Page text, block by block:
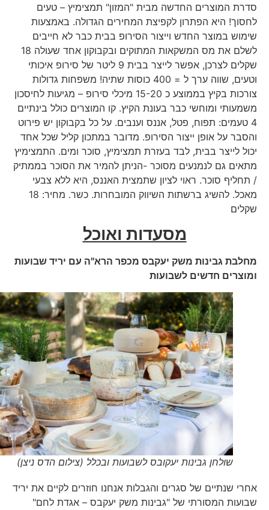
סדרת המוצרים החדשה מבית "המזון" תמצימיץ – טעים
לחסוך! היא הפתרון לקפיצת המחירים הגדולה. באמצעות
שימוש במוצר החדש וייצור הסירופ בבית כבר לא חייבים
לשלם את מס המשקאות המתוקים ובקבוקון אחד שעולה 18
שקלים לצרכן, אפשר לייצר בבית 9 ליטר של סירופ איכותי
וטעים, שווה ערך ל = 400 כוסות שתיה! משפחות גדולות
צורכות בקיץ בממוצע כ 15-20 מיכלי סירופ – מגיעות לחיסכון
משמעותי ומוחשי כבר בעונת הקיץ. קו המוצרים כולל בינתיים
4 טעמים: תפוח, פטל, אננס וענבים. על כל בקבוקון יש פירוט
והסבר על אופן ייצור הסירופ. מדובר במתכון קליל שכל אחד
יכול לייצר בבית, לבד בעזרת תמצימיץ, סוכר ומים. התמצימיץ
מתאים גם לנמנעים מסוכר -הניתן להמיר את הסוכר בממתיק
/ תחליף סוכר. ראוי לציון שתמצית האננס, היא ללא צבעי
מאכל. להשיג ברשתות השיווק המובחרות. כשר. מחיר: 18
שקלים
מסעדות ואוכל
מחלבת גבינות משק יעקבס מכפר הרא"ה עםיריד שבועות
ומוצרים חדשים לשבועות
שולחן גבינות יעקובס לשבועות ובכלל (צילום הדס ניצן)
אחרי שנתיים של סגרים והגבלות אנחנו חוזרים לקיים את יריד
שבועות המסורתי של "גבינות משק יעקבס – אגדת לחם"